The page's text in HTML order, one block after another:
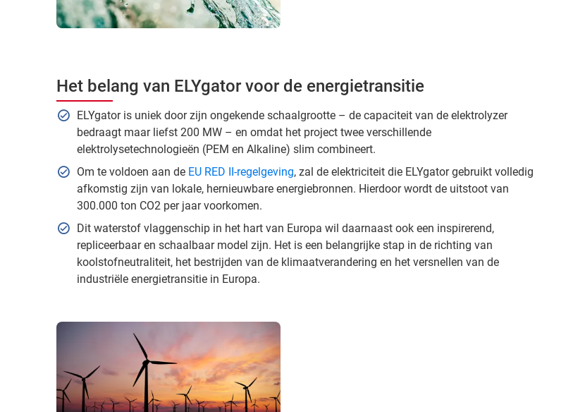
Het belang van ELYgator voor de energietransitie
ELYgator is uniek door zijn ongekende schaalgrootte – de capaciteit van de elektrolyzer
bedraagt maar liefst 200 MW – en omdat het project twee verschillende
elektrolysetechnologieën (PEM en Alkaline) slim combineert.
Om te voldoen aan de EU RED II-regelgeving, zal de elektriciteit die ELYgator gebruikt volledig
afkomstig zijn van lokale, hernieuwbare energiebronnen. Hierdoor wordt de uitstoot van
300.000 ton CO2 per jaar voorkomen.
Dit waterstof vlaggenschip in het hart van Europa wil daarnaast ook een inspirerend,
repliceerbaar en schaalbaar model zijn. Het is een belangrijke stap in de richting van
koolstofneutraliteit, het bestrijden van de klimaatverandering en het versnellen van de
industriële energietransitie in Europa.